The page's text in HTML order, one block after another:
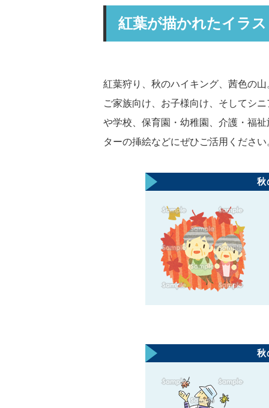
紅葉が描かれたイラ
紅葉狩り、秋のハイキング、茜色の
ご家族向け、お子様向け、そしてシ
や学校、保育園・幼稚園、介護・福
ターの挿絵などにぜひご活用ください
秋
秋